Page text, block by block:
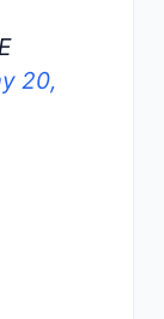
20,